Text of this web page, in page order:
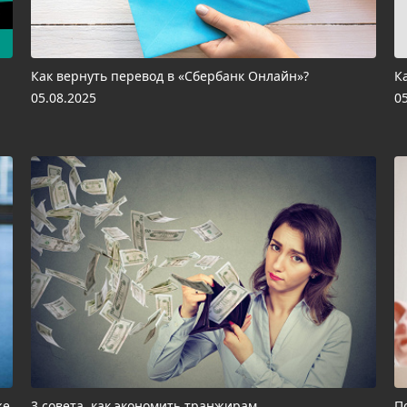
Как вернуть перевод в «Сбербанк Онлайн»?
05.08.2025